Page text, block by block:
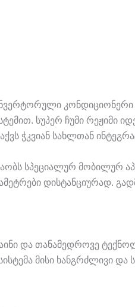
სუპერ ჩუმი
ჭკვიან სახლთან
სპეციალურ მობილურ
დისტანციურად.
და თანამედროვე
მისი ხანგრძლივი და